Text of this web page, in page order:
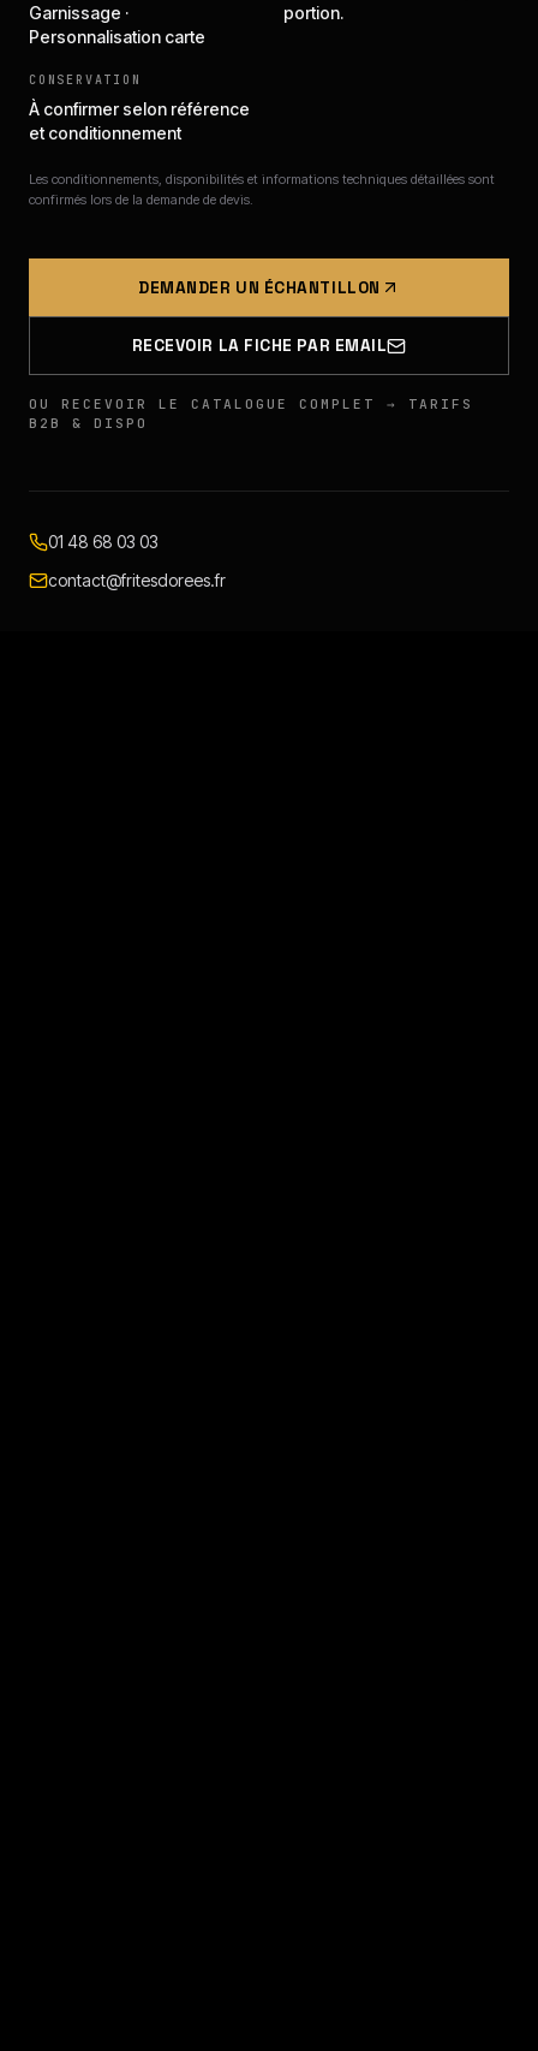
Garnissage ·
Personnalisation carte
portion.
CONSERVATION
À confirmer selon référence
et conditionnement
Les conditionnements, disponibilités et informations techniques détaillées sont
confirmés lors de la demande de devis.
DEMANDER UN ÉCHANTILLON
RECEVOIR LA FICHE PAR EMAIL
OU RECEVOIR LE CATALOGUE COMPLET → TARIFS
B2B & DISPO
01 48 68 03 03
contact@fritesdorees.fr